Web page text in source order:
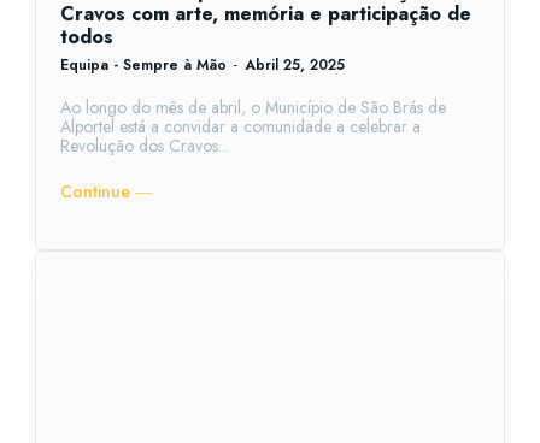
Cravos com arte, memória e participação de
todos
Equipa - Sempre à Mão - Abril 25, 2025
Ao longo do mês de abril, o Município de São Brás de
Alportel está a convidar a comunidade a celebrar a
Revolução dos Cravos...
Continue ―